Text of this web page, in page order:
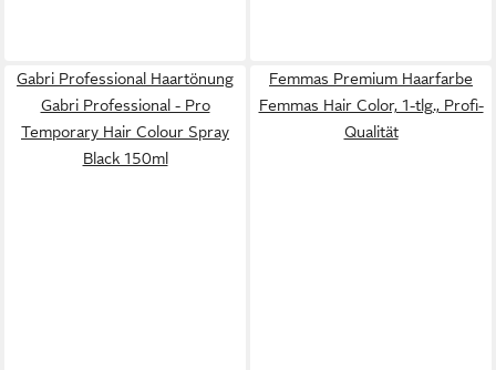
Gabri Professional Haartönung
Gabri Professional - Pro
Temporary Hair Colour Spray
Black 150ml
Femmas Premium Haarfarbe
Femmas Hair Color, 1-tlg., Profi-
Qualität